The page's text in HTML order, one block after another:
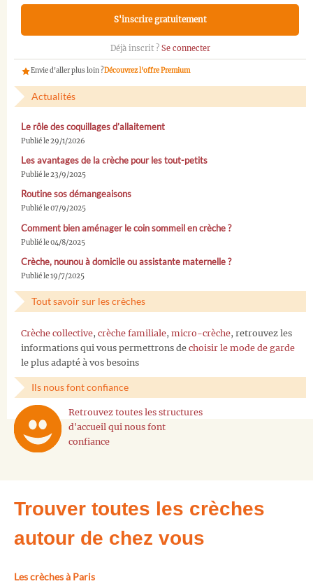
S'inscrire gratuitement
Déjà inscrit ? Se connecter
Envie d'aller plus loin ?Découvrez l'offre Premium
Actualités
Le rôle des coquillages d’allaitement
Publié le 29/1/2026
Les avantages de la crèche pour les tout-petits
Publié le 23/9/2025
Routine sos démangeaisons
Publié le 07/9/2025
Comment bien aménager le coin sommeil en crèche ?
Publié le 04/8/2025
Crèche, nounou à domicile ou assistante maternelle ?
Publié le 19/7/2025
Tout savoir sur les crèches
Crèche collective, crèche familiale, micro-crèche, retrouvez les
informations qui vous permettrons de choisir le mode de garde
le plus adapté à vos besoins
Ils nous font confiance
Retrouvez toutes les structures
d'accueil qui nous font
confiance
Trouver toutes les crèches
autour de chez vous
Les crèches à Paris